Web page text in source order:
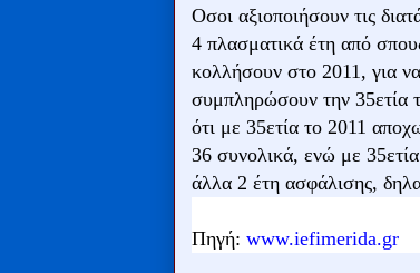
Οσοι αξιοποιήσουν τις
4 πλασματικά έτη από
κολλήσουν στο 2011, για
συμπληρώσουν την 35ετία
ότι με 35ετία το 2011
36 συνολικά, ενώ με
άλλα 2 έτη ασφάλισης,
Πηγή: www.iefimerida.gr